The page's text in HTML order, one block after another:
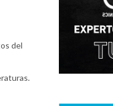
del